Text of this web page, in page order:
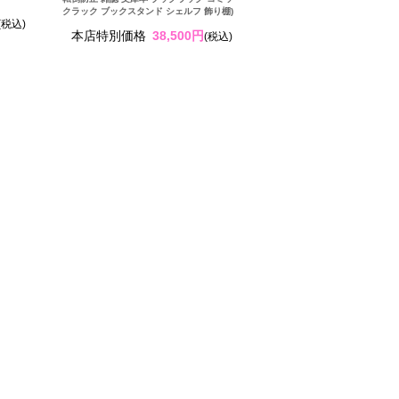
込)
クラック ブックスタンド シェルフ 飾り棚)
本店特別価格 38,500円(税込)